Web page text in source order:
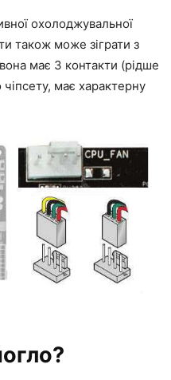
охолоджувальної
також може зіграти з
має 3 контакти (рідше
чіпсету, має характерну